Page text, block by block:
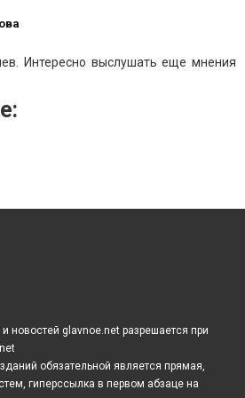
сообщили, что внимательно
событий и оценивают, могут ли
Интересно выслушать еще мнения
новостей glavnoe.net разрешается при
обязательной является прямая,
гиперссылка в первом абзаце на